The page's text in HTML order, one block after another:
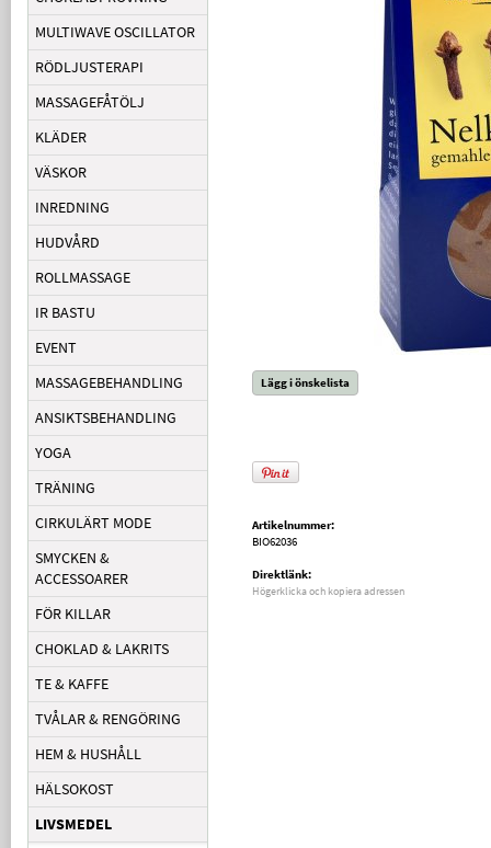
MULTIWAVE OSCILLATOR
RÖDLJUSTERAPI
MASSAGEFÅTÖLJ
KLÄDER
VÄSKOR
INREDNING
HUDVÅRD
ROLLMASSAGE
IR BASTU
EVENT
MASSAGEBEHANDLING
ANSIKTSBEHANDLING
YOGA
TRÄNING
CIRKULÄRT MODE
SMYCKEN &
ACCESSOARER
FÖR KILLAR
CHOKLAD & LAKRITS
TE & KAFFE
TVÅLAR & RENGÖRING
HEM & HUSHÅLL
HÄLSOKOST
LIVSMEDEL
Lägg i önskelista
Artikelnummer:
BIO62036
Direktlänk:
Högerklicka och kopiera adressen